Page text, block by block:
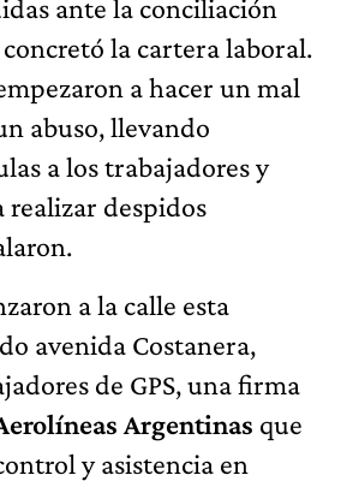
ante la conciliación
la cartera laboral.
a hacer un mal
abuso, llevando
a los trabajadores y
realizar despidos
a la calle esta
avenida Costanera,
de GPS, una firma
Argentinas que
y asistencia en